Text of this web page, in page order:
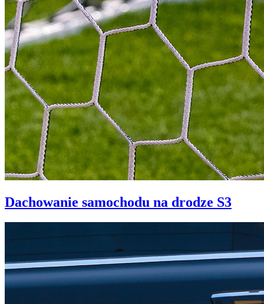
Dachowanie samochodu na drodze S3